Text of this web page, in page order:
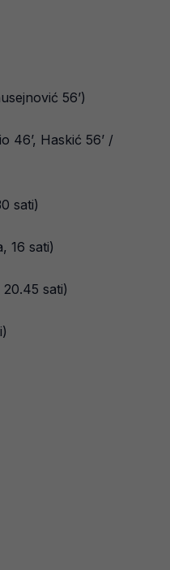
56’)
46’, Haskić 56’ /
sati)
16 sati)
sati)